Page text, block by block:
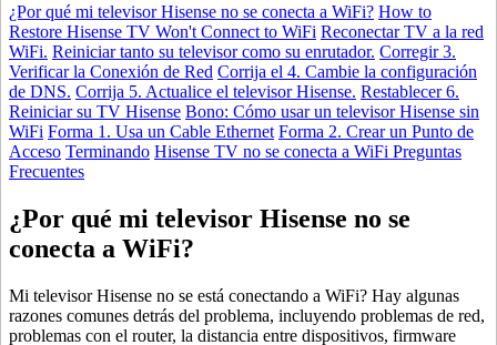
¿Por qué mi televisor Hisense no se conecta a WiFi? How to
Restore Hisense TV Won't Connect to WiFi Reconectar TV a la red
WiFi. Reiniciar tanto su televisor como su enrutador. Corregir 3.
Verificar la Conexión de Red Corrija el 4. Cambie la configuración
de DNS. Corrija 5. Actualice el televisor Hisense. Restablecer 6.
Reiniciar su TV Hisense Bono: Cómo usar un televisor Hisense sin
WiFi Forma 1. Usa un Cable Ethernet Forma 2. Crear un Punto de
Acceso Terminando Hisense TV no se conecta a WiFi Preguntas
Frecuentes
¿Por qué mi televisor Hisense no se
conecta a WiFi?
Mi televisor Hisense no se está conectando a WiFi? Hay algunas
razones comunes detrás del problema, incluyendo problemas de red,
problemas con el router, la distancia entre dispositivos, firmware